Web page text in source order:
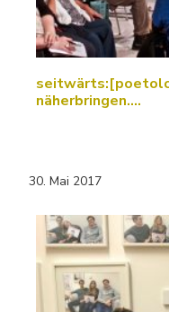
näherbringen....
30. Mai 2017